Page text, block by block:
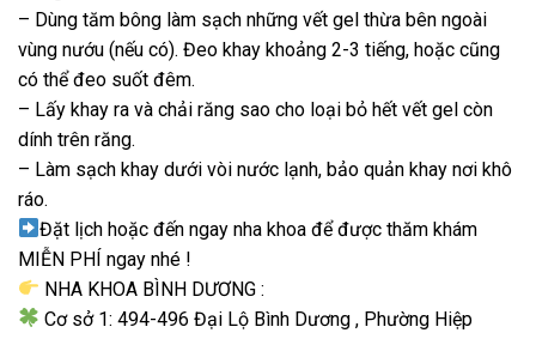
– Dùng tăm bông làm sạch những vết gel thừa bên ngoài
vùng nướu (nếu có). Đeo khay khoảng 2-3 tiếng, hoặc cũng
có thể đeo suốt đêm.
– Lấy khay ra và chải răng sao cho loại bỏ hết vết gel còn
dính trên răng.
– Làm sạch khay dưới vòi nước lạnh, bảo quản khay nơi khô
ráo.
Đặt lịch hoặc đến ngay nha khoa để được thăm khám
MIỄN PHÍ ngay nhé !
NHA KHOA BÌNH DƯƠNG :
Cơ sở 1: 494-496 Đại Lộ Bình Dương , Phường Hiệp